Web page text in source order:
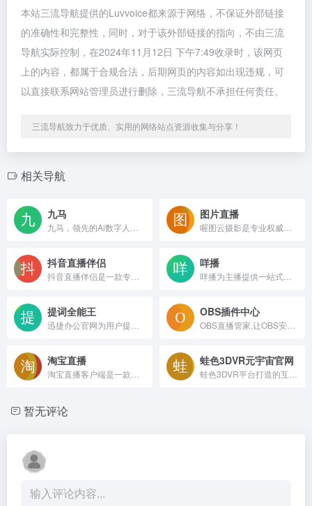
本站三流导航提供的Luvvoice都来源于网络，不保证外部链接
的准确性和完整性，同时，对于该外部链接的指向，不由三流
导航实际控制，在2024年11月12日 下午7:49收录时，该网页
上的内容，都属于合规合法，后期网页的内容如出现违规，可
以直接联系网站管理员进行删除，三流导航不承担任何责任。
三流导航致力于优质、实用的网络站点资源收集与分享！
相关导航
九马 图片直播
抖音直播伴侣 咩播
提词全能王 OBS插件中心
淘宝直播 蛙色3DVR元宇宙官网
暂无评论